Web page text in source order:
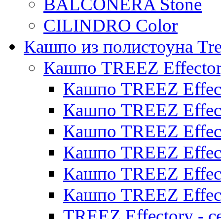
BALCONERA Stone
CILINDRO Color
Кашпо из полистоуна
Кашпо TREEZ
Кашпо TREEZ
Кашпо TREEZ
Кашпо TREEZ
Кашпо TREEZ
Кашпо TREEZ
Кашпо TREEZ